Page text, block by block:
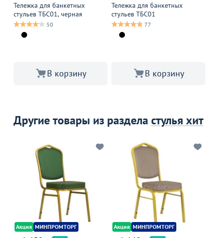
Тележка для банкетных
стульев ТБС01, черная
50
В корзину
Тележка для банкетных
стульев ТБС01
77
В корзину
Другие товары из раздела стулья хит
Акция МИНПРОМТОРГ Акция МИНПРОМТОРГ